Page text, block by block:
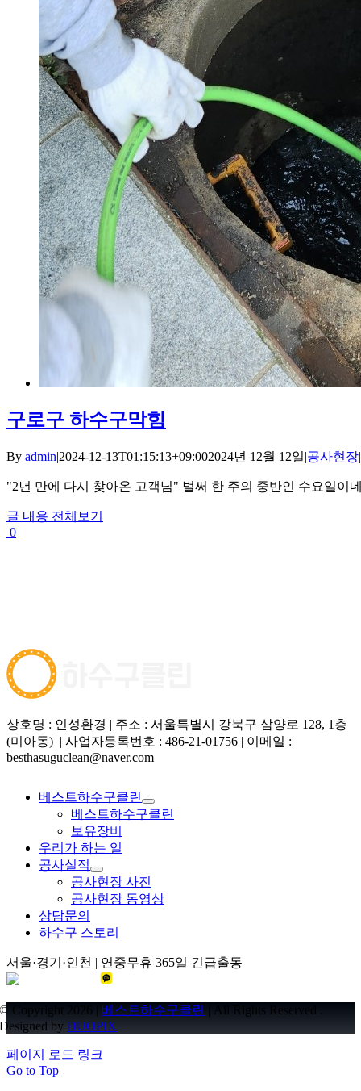
구로구 하수구막힘
By admin|2024-12-13T01:15:13+09:002024년 12월 12일|공사현장|
"2년 만에 다시 찾아온 고객님" 벌써 한 주의 중반인 수요일이
글 내용 전체보기
0
상호명 : 인성환경 | 주소 : 서울특별시 강북구 삼양로 128, 1층
(미아동) | 사업자등록번호 : 486-21-01756 | 이메일 :
besthasuguclean@naver.com
베스트하수구클린
베스트하수구클린
보유장비
우리가 하는 일
공사실적
공사현장 사진
공사현장 동영상
상담문의
하수구 스토리
서울·경기·인천 | 연중무휴 365일 긴급출동
© Copyright 2026 | 베스트하수구클린
| All Rights Reserved .
Designed byDUOPIX
페이지 로드 링크
Go to Top